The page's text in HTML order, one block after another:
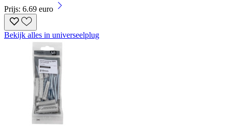
Prijs: 6.69 euro
Bekijk alles in universeelplug